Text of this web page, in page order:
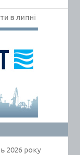
в липні
2026 року